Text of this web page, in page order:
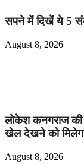
सपने में दिखें ये 5
August 8, 2026
लोकेश कनगराज की
खेल देखने को
August 8, 2026